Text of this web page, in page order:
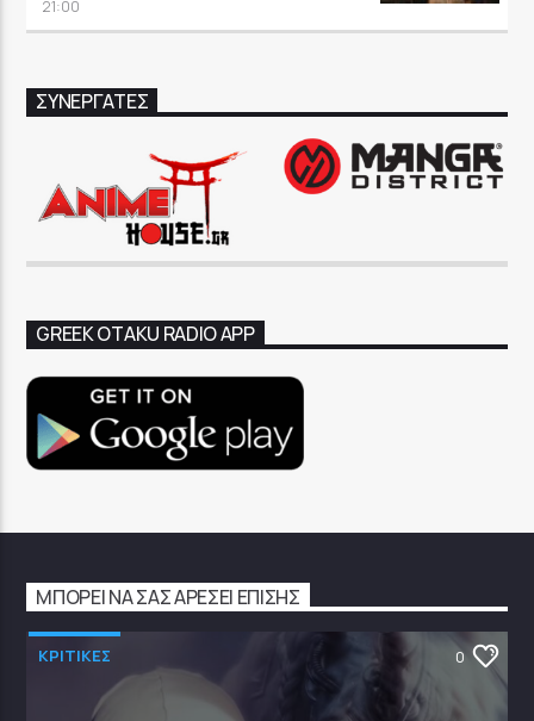
21:00
ΣΥΝΕΡΓΑΤΕΣ
GREEK OTAKU RADIO APP
ΜΠΟΡΕΊ ΝΑ ΣΑΣ ΑΡΈΣΕΙ ΕΠΊΣΗΣ
ΚΡΙΤΙΚΕΣ 0